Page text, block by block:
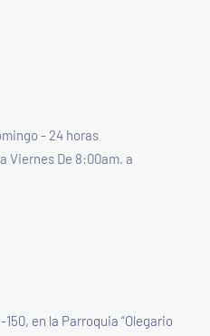
- 24 horas
Viernes De 8:00am. a
150, en la Parroquia “Olegario